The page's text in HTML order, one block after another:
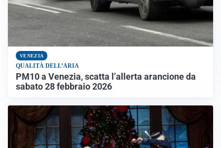
VENEZIA
QUALITÀ DELL’ARIA
PM10 a Venezia, scatta l’allerta arancione da
sabato 28 febbraio 2026